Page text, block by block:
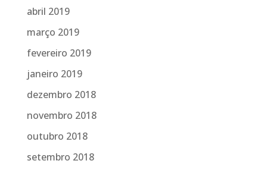
abril 2019
março 2019
fevereiro 2019
janeiro 2019
dezembro 2018
novembro 2018
outubro 2018
setembro 2018